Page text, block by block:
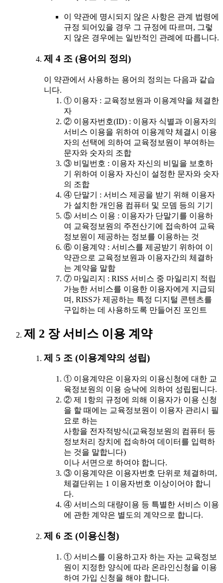
이 약관에 명시되지 않은 사항은 관계 법령에
규정 되어있을 경우 그 규정에 따르며, 그렇
지 않은 경우에는 일반적인 관례에 따릅니다.
제 4 조 (용어의 정의)
이 약관에서 사용하는 용어의 정의는 다음과 같습
니다.
① 이용자 : 교육정보원과 이용계약을 체결한
자
② 이용자번호(ID) : 이용자 식별과 이용자의
서비스 이용을 위하여 이용계약 체결시 이용
자의 선택에 의하여 교육정보원이 부여하는
문자와 숫자의 조합
③ 비밀번호 : 이용자 자신의 비밀을 보호하
기 위하여 이용자 자신이 설정한 문자와 숫자
의 조합
④ 단말기 : 서비스 제공을 받기 위해 이용자
가 설치한 개인용 컴퓨터 및 모뎀 등의 기기
⑤ 서비스 이용 : 이용자가 단말기를 이용하
여 교육정보원의 주전산기에 접속하여 교육
정보원이 제공하는 정보를 이용하는 것
⑥ 이용계약 : 서비스를 제공받기 위하여 이
약관으로 교육정보원과 이용자간의 체결하
는 계약을 말함
⑦ 마일리지 : RISS 서비스 중 마일리지 적립
가능한 서비스를 이용한 이용자에게 지급되
며, RISS가 제공하는 특정 디지털 콘텐츠를
구입하는 데 사용하도록 만들어진 포인트
제 2 장 서비스 이용 계약
제 5 조 (이용계약의 성립)
① 이용계약은 이용자의 이용신청에 대한 교
육정보원의 이용 승낙에 의하여 성립됩니다.
② 제 1항의 규정에 의해 이용자가 이용 신청
을 할 때에는 교육정보원이 이용자 관리시 필
요로 하는
사항을 전자적방식(교육정보원의 컴퓨터 등
정보처리 장치에 접속하여 데이터를 입력하
는 것을 말합니다)
이나 서면으로 하여야 합니다.
③ 이용계약은 이용자번호 단위로 체결하며,
체결단위는 1 이용자번호 이상이어야 합니
다.
④ 서비스의 대량이용 등 특별한 서비스 이용
에 관한 계약은 별도의 계약으로 합니다.
제 6 조 (이용신청)
① 서비스를 이용하고자 하는 자는 교육정보
원이 지정한 양식에 따라 온라인신청을 이용
하여 가입 신청을 해야 합니다.